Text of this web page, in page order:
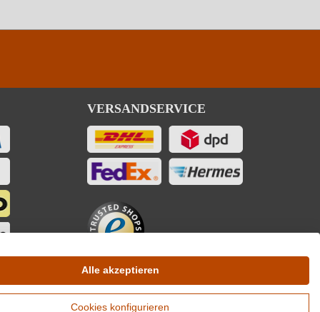
VERSANDSERVICE
Alle akzeptieren
Cookies konfigurieren